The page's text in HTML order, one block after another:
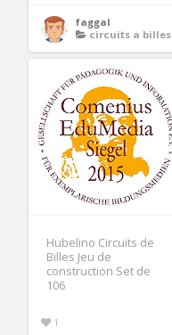
faggal
circuits a billes
Hubelino Circuits de
Billes Jeu de
construction Set de
106
1